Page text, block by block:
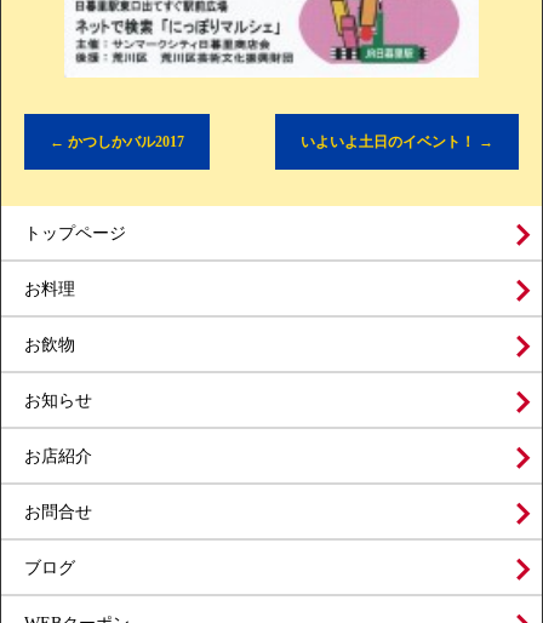
← かつしかバル2017 いよいよ土日のイベント！ →
トップページ
お料理
お飲物
お知らせ
お店紹介
お問合せ
ブログ